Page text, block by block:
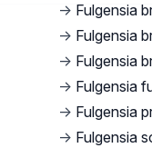
→ Fulgensia
→ Fulgensia
→ Fulgensia
→ Fulgensia
→ Fulgensia
→ Fulgensia